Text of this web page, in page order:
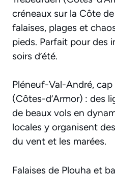
créneaux sur la Côte
falaises, plages et
pieds. Parfait pour des
soirs d’été.
Pléneuf-Val-André, cap
(Côtes-d’Armor) : des
de beaux vols en
locales y organisent
du vent et les marées.
Falaises de Plouha et